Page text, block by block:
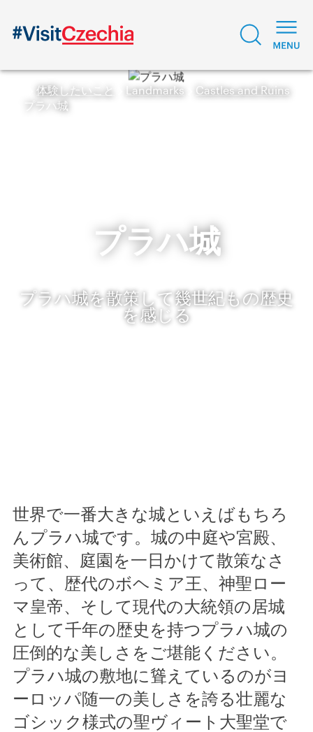
体験したいこと Landmarks
Castles and Ruins
プラハ城
プラハ城
プラハ城を散策して幾世紀もの歴史
を感じる
世界で一番大きな城といえばもちろ
んプラハ城です。城の中庭や宮殿、
美術館、庭園を一日かけて散策なさ
って、歴代のボヘミア王、神聖ロー
マ皇帝、そして現代の大統領の居城
として千年の歴史を持つプラハ城の
圧倒的な美しさをご堪能ください。
プラハ城の敷地に聳えているのがヨ
ーロッパ随一の美しさを誇る壮麗な
ゴシック様式の聖ヴィート大聖堂で